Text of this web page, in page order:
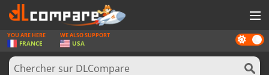
JEUX
CARTES PRÉPAYÉES
Dark
mode
YOU ARE HERE
FRANCE
WE ALSO SUPPORT
USA